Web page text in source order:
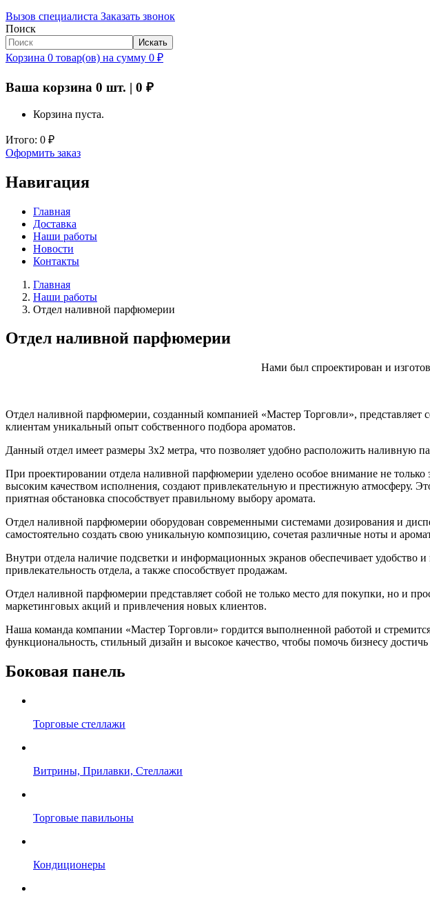
Вызов специалиста Заказать звонок
Поиск
Искать
Корзина 0 товар(ов) на сумму 0 ₽
Ваша корзина 0 шт. | 0 ₽
Корзина пуста.
Итого: 0 ₽
Оформить заказ
Навигация
Главная
Доставка
Наши работы
Новости
Контакты
Главная
Наши работы
Отдел наливной парфюмерии
Отдел наливной парфюмерии
Нами был спроектирован и
Отдел наливной парфюмерии, созданный компанией «Мастер Торговли»,
клиентам уникальный опыт собственного подбора ароматов.
Данный отдел имеет размеры 3х2 метра, что позволяет удобно расположить наливную
При проектировании отдела наливной парфюмерии уделено особое внимание не
высоким качеством исполнения, создают привлекательную и престижную атмосферу.
приятная обстановка способствует правильному выбору аромата.
Отдел наливной парфюмерии оборудован современными системами дозирования и
самостоятельно создать свою уникальную композицию, сочетая различные ноты и
Внутри отдела наличие подсветки и информационных экранов обеспечивает удобство
привлекательность отдела, а также способствует продажам.
Отдел наливной парфюмерии представляет собой не только место для покупки, но и
маркетинговых акций и привлечения новых клиентов.
Наша команда компании «Мастер Торговли» гордится выполненной работой и
функциональность, стильный дизайн и высокое качество, чтобы помочь бизнесу
Боковая панель
Торговые стеллажи
Витрины, Прилавки, Стеллажи
Торговые павильоны
Кондиционеры